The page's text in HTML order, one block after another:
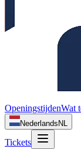
OpeningstijdenWat
Nederlands NL
Tickets